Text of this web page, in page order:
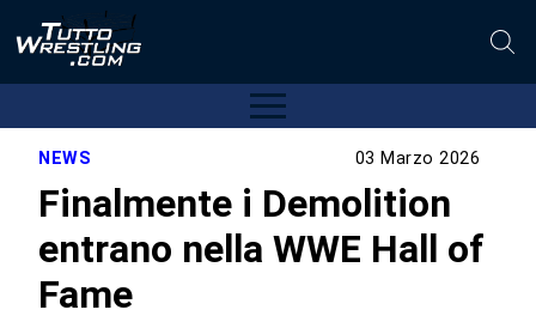
NEWS 03 Marzo 2026
Finalmente i Demolition
entrano nella WWE Hall of
Fame